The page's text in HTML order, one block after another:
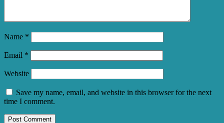
Name *
Email *
Website
Save my name, email, and website in this browser for the next
time I comment.